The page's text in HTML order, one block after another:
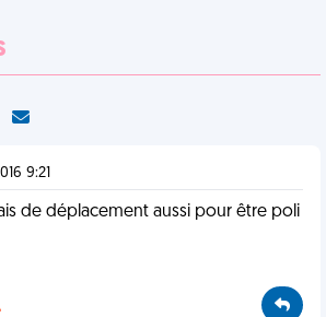
9:21
de déplacement aussi pour être poli